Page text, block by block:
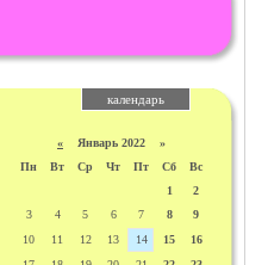
календарь
« Январь 2022 »
Пн
Вт Ср Чт Пт Сб
Вс
1
2
3
4 5 6 7 8
9
10
11 12 13 14 15
16